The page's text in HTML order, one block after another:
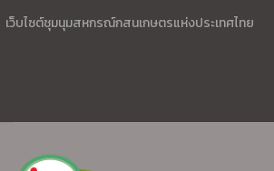
เว็บไซต์ชุมนุมสหกรณ์กสนเกษตรแห่งประเทศไทย